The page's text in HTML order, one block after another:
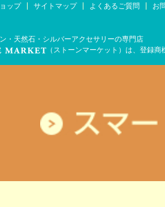
ップ
サイトマップ よくあるご質問 お
・天然石・シルバーアクセサリーの専門店
（ストーンマーケット）は、登録商